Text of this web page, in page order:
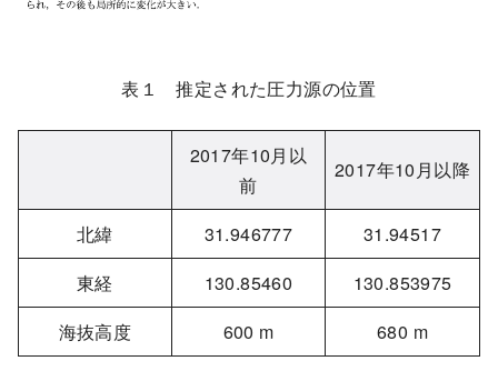
表１ 推定された圧力源の位置
2017年10月以
前
2017年10月以降
北緯 31.946777
31.94517
東経
130.85460
130.853975
海抜高度
600 m 680 m